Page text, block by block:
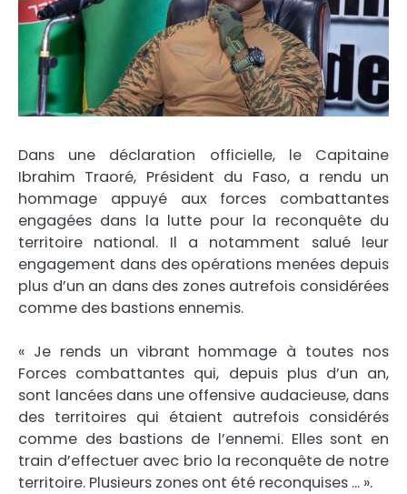
Dans une déclaration officielle, le Capitaine
Ibrahim Traoré, Président du Faso, a rendu un
hommage appuyé aux forces combattantes
engagées dans la lutte pour la reconquête du
territoire national. Il a notamment salué leur
engagement dans des opérations menées depuis
plus d’un an dans des zones autrefois considérées
comme des bastions ennemis.
« Je rends un vibrant hommage à toutes nos
Forces combattantes qui, depuis plus d’un an,
sont lancées dans une offensive audacieuse, dans
des territoires qui étaient autrefois considérés
comme des bastions de l’ennemi. Elles sont en
train d’effectuer avec brio la reconquête de notre
territoire. Plusieurs zones ont été reconquises … ».